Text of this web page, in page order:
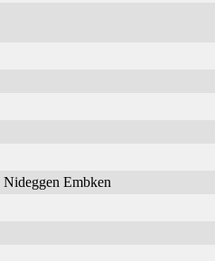
Embken